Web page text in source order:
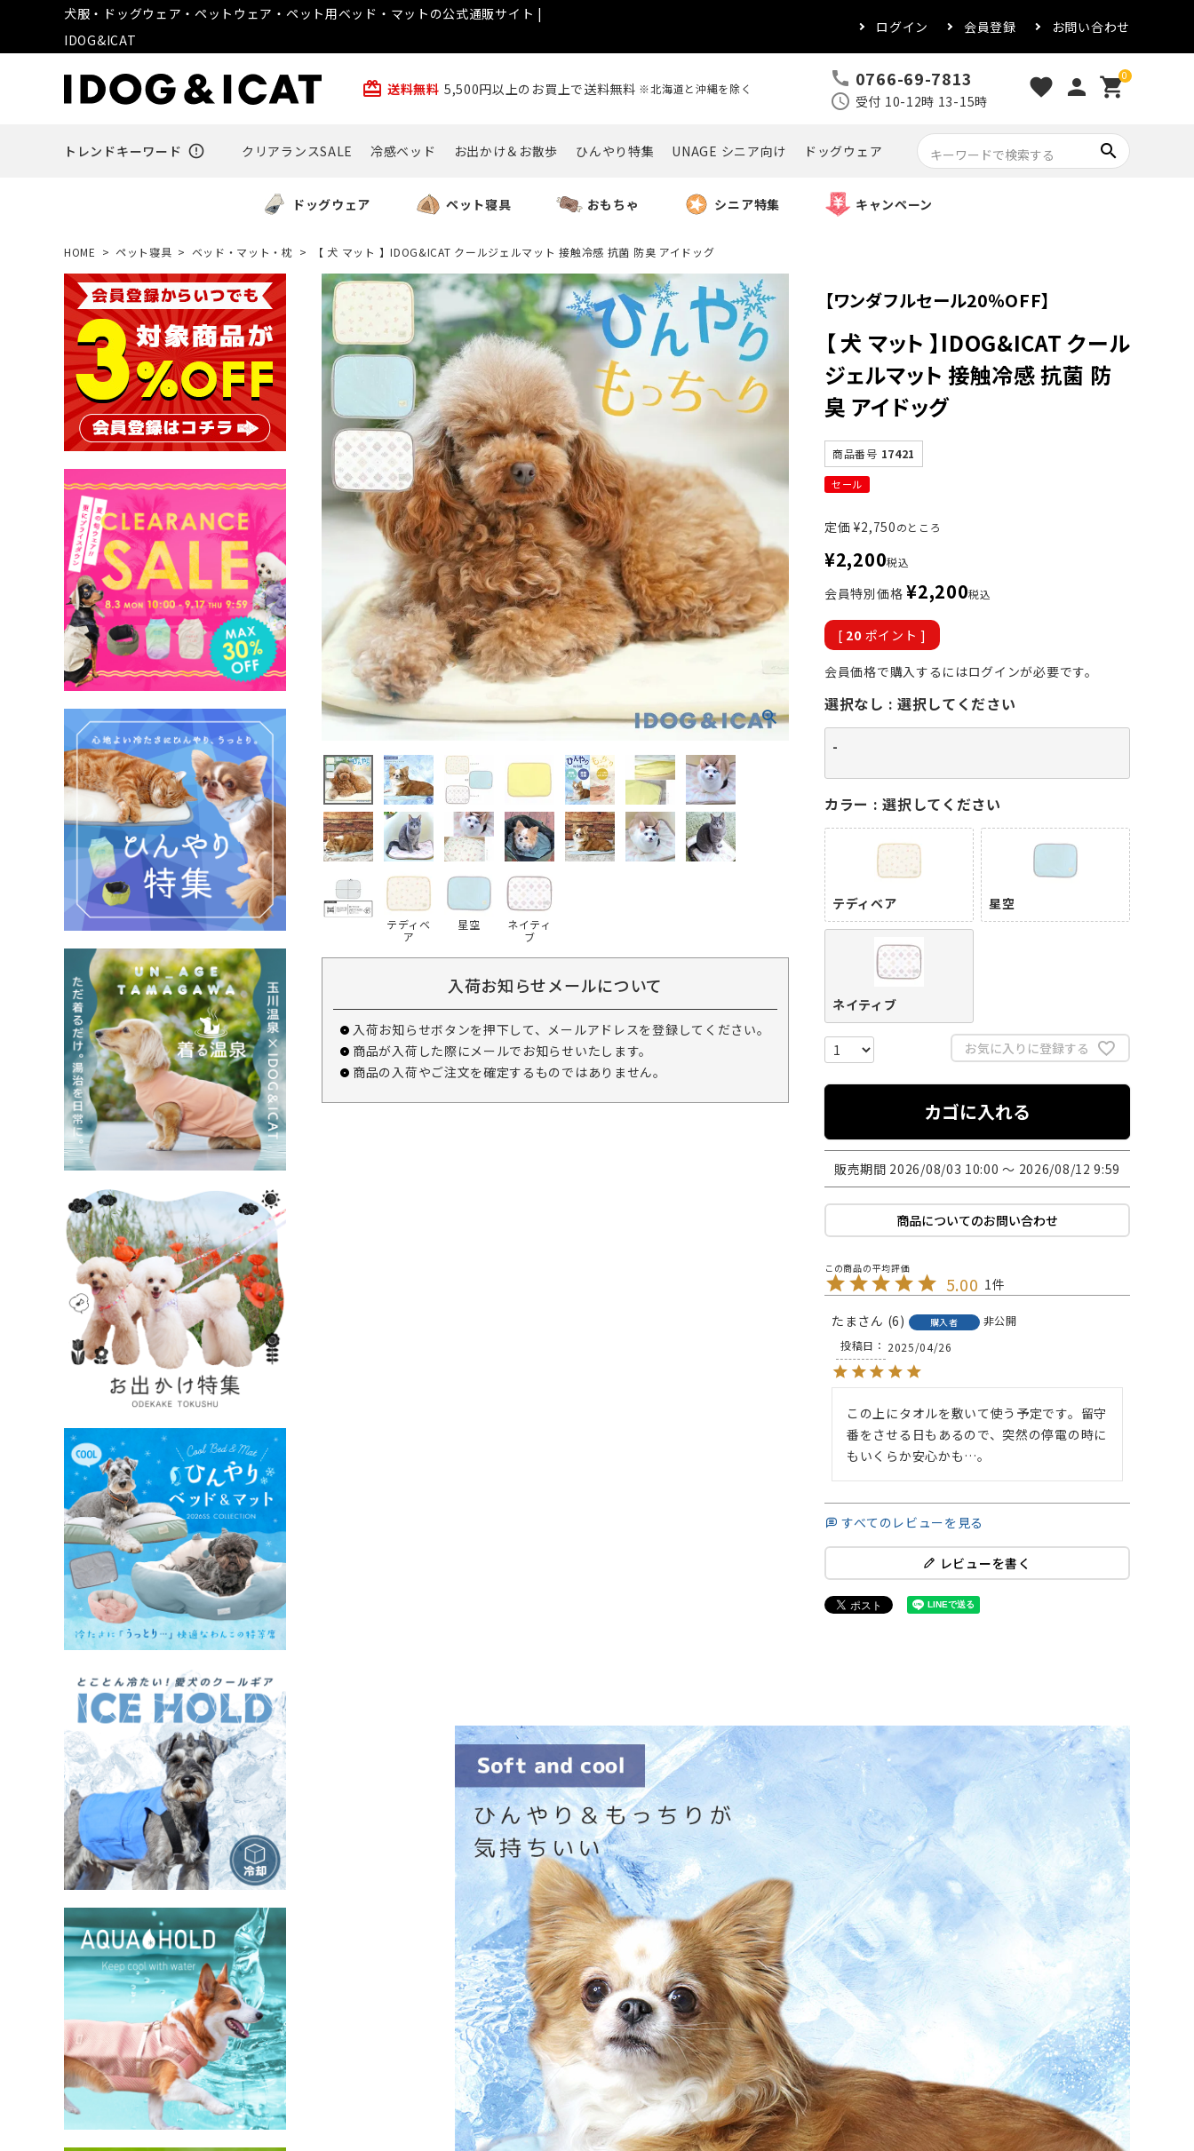
犬服・ドッグウェア・ペットウェア・ペット用ベッド・マットの公式通販サイト |
IDOG&ICAT
ログイン 会員登録 お問い合わせ
card_giftcard 送料無料 5,500円以上のお買上で送料無料 ※北海道と沖縄を除く call 0766-69-7813
schedule 受付 10-12時 13-15時
favorite person 0
shopping_cart
トレンドキーワード error_outline クリアランスSALE 冷感ベッド お出かけ＆お散歩 ひんやり特集 UNAGE シニア向け ドッグウェア search
ドッグウェア ペット寝具 おもちゃ シニア特集 キャンペーン
HOME ペット寝具 ベッド・マット・枕 【 犬 マット 】IDOG&ICAT クールジェルマット 接触冷感 抗菌 防臭 アイドッグ
テディベ
ア
星空
ネイティ
ブ
入荷お知らせメールについて
入荷お知らせボタンを押下して、メールアドレスを登録してください。
商品が入荷した際にメールでお知らせいたします。
商品の入荷やご注文を確定するものではありません。
【ワンダフルセール20％OFF】
【 犬 マット 】IDOG&ICAT クール
ジェルマット 接触冷感 抗菌 防
臭 アイドッグ
商品番号 17421
セール
定価 ¥2,750のところ
¥2,200税込
会員特別価格 ¥2,200税込
[ 20 ポイント ]
会員価格で購入するにはログインが必要です。
選択なし 選択してください
-
カラー 選択してください
テディベア 星空
ネイティブ
お気に入りに登録する
カゴに入れる
販売期間 2026/08/03 10:00〜 2026/08/12 9:59
商品についてのお問い合わせ
5.00 1
たま 6 購入者
非公開
投稿日
2025/04/26
この上にタオルを敷いて使う予定です。留守
番をさせる日もあるので、突然の停電の時に
もいくらか安心かも…。
すべてのレビューを見る
レビューを書く